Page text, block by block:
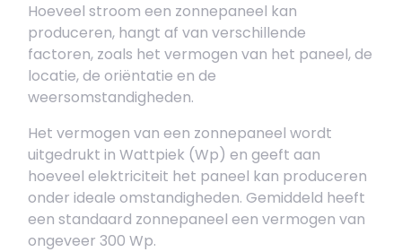
Hoeveel stroom een zonnepaneel kan
produceren, hangt af van verschillende
factoren, zoals het vermogen van het paneel, de
locatie, de oriëntatie en de
weersomstandigheden.
Het vermogen van een zonnepaneel wordt
uitgedrukt in Wattpiek (Wp) en geeft aan
hoeveel elektriciteit het paneel kan produceren
onder ideale omstandigheden. Gemiddeld heeft
een standaard zonnepaneel een vermogen van
ongeveer 300 Wp.